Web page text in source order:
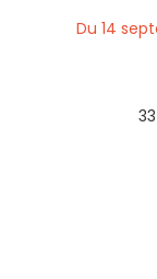
Du 14